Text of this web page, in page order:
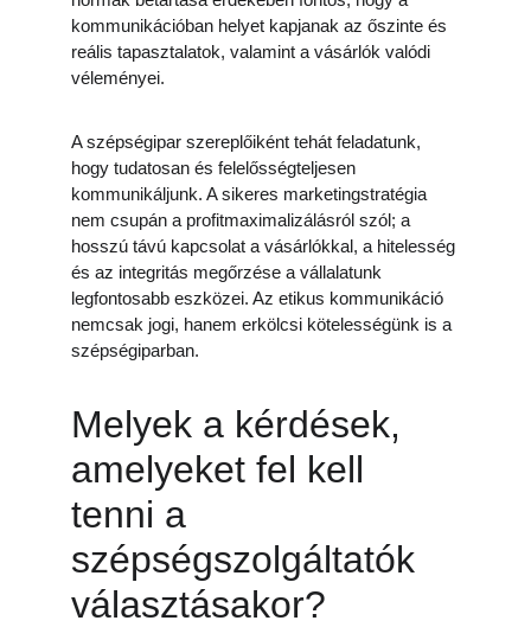
kommunikációban helyet kapjanak az őszinte és
reális tapasztalatok, valamint a vásárlók valódi
véleményei.
A szépségipar szereplőiként tehát feladatunk,
hogy tudatosan és felelősségteljesen
kommunikáljunk. A sikeres marketingstratégia
nem csupán a profitmaximalizálásról szól; a
hosszú távú kapcsolat a vásárlókkal, a hitelesség
és az integritás megőrzése a vállalatunk
legfontosabb eszközei. Az etikus kommunikáció
nemcsak jogi, hanem erkölcsi kötelességünk is a
szépségiparban.
Melyek a kérdések,
amelyeket fel kell
tenni a
szépségszolgáltatók
választásakor?